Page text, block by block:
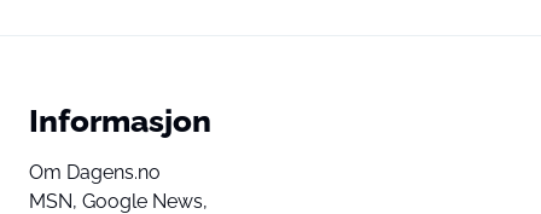
Informasjon
Om Dagens.no
MSN, Google News,